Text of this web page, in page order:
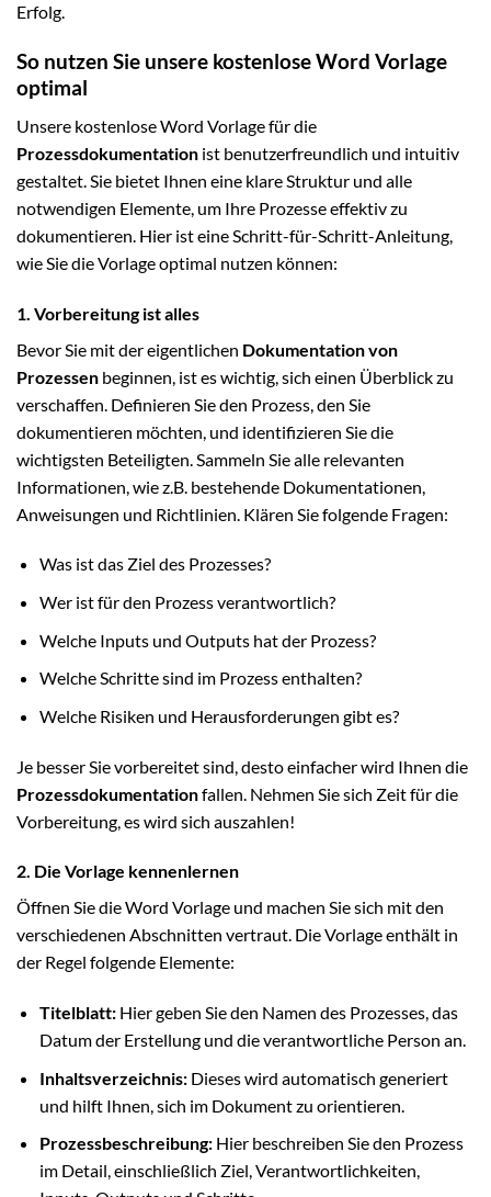
Erfolg.
So nutzen Sie unsere kostenlose Word Vorlage
optimal
Unsere kostenlose Word Vorlage für die
Prozessdokumentation ist benutzerfreundlich und intuitiv
gestaltet. Sie bietet Ihnen eine klare Struktur und alle
notwendigen Elemente, um Ihre Prozesse effektiv zu
dokumentieren. Hier ist eine Schritt-für-Schritt-Anleitung,
wie Sie die Vorlage optimal nutzen können:
1. Vorbereitung ist alles
Bevor Sie mit der eigentlichen Dokumentation von
Prozessen beginnen, ist es wichtig, sich einen Überblick zu
verschaffen. Definieren Sie den Prozess, den Sie
dokumentieren möchten, und identifizieren Sie die
wichtigsten Beteiligten. Sammeln Sie alle relevanten
Informationen, wie z.B. bestehende Dokumentationen,
Anweisungen und Richtlinien. Klären Sie folgende Fragen:
Was ist das Ziel des Prozesses?
Wer ist für den Prozess verantwortlich?
Welche Inputs und Outputs hat der Prozess?
Welche Schritte sind im Prozess enthalten?
Welche Risiken und Herausforderungen gibt es?
Je besser Sie vorbereitet sind, desto einfacher wird Ihnen die
Prozessdokumentationfallen. Nehmen Sie sich Zeit für die
Vorbereitung, es wird sich auszahlen!
2. Die Vorlage kennenlernen
Öffnen Sie die Word Vorlage und machen Sie sich mit den
verschiedenen Abschnitten vertraut. Die Vorlage enthält in
der Regel folgende Elemente:
Titelblatt:Hier geben Sie den Namen des Prozesses, das
Datum der Erstellung und die verantwortliche Person an.
Inhaltsverzeichnis:Dieses wird automatisch generiert
und hilft Ihnen, sich im Dokument zu orientieren.
Prozessbeschreibung:Hier beschreiben Sie den Prozess
im Detail, einschließlich Ziel, Verantwortlichkeiten,